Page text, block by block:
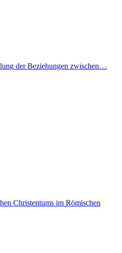
der Beziehungen zwischen…
Christentums im Römischen